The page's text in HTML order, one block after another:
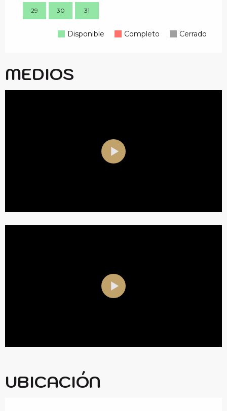
29 30 31
Disponible Completo Cerrado
MEDIOS
UBICACIÓN